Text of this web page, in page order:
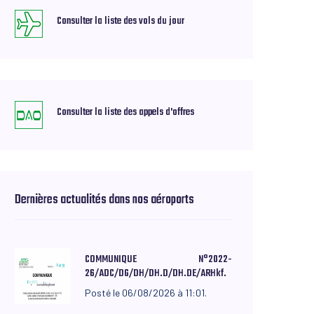
Consulter la liste des vols du jour
Consulter la liste des appels d'offres
Dernières actualités dans nos aéroports
COMMUNIQUE N°2022-
26/ADC/DG/DH/DH.D/DH.DE/ARHkf.
Posté le 06/08/2026 à 11:01.